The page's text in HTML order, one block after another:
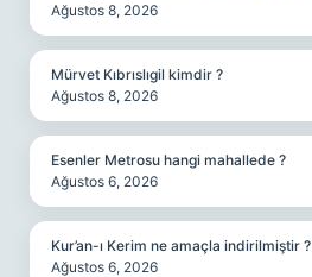
Ağustos 8, 2026
Mürvet Kıbrıslıgil kimdir ?
Ağustos 8, 2026
Esenler Metrosu hangi mahallede ?
Ağustos 6, 2026
Kur’an-ı Kerim ne amaçla indirilmiştir ?
Ağustos 6, 2026